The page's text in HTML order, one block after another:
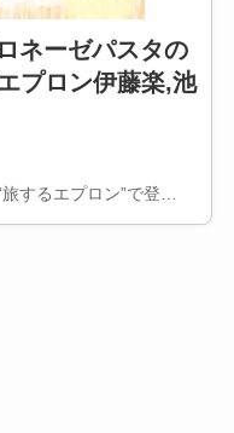
ネーゼパスタの
プロン伊藤楽,池
するエプロン”で登…